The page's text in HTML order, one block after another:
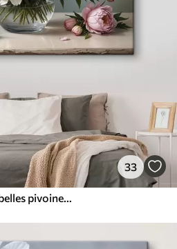
33
Peinture d'un bouquet de belles pivoines blanches et roses dans un vase en verre sur une table en bois